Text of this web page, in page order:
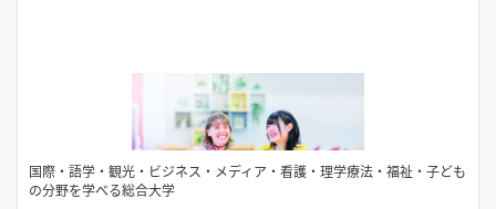
国際・語学・観光・ビジネス・メディア・看護・理学療法・福祉・子ども
の分野を学べる総合大学